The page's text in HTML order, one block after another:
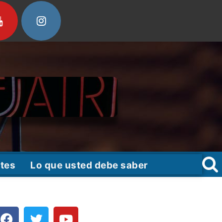
Lo que usted debe saber
F
T
Y